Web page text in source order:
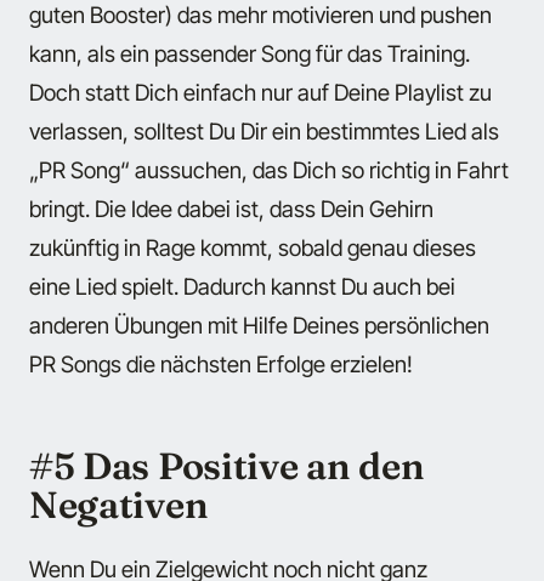
guten Booster) das mehr motivieren und pushen
kann, als ein passender Song für das Training.
Doch statt Dich einfach nur auf Deine Playlist zu
verlassen, solltest Du Dir ein bestimmtes Lied als
„PR Song“ aussuchen, das Dich so richtig in Fahrt
bringt. Die Idee dabei ist, dass Dein Gehirn
zukünftig in Rage kommt, sobald genau dieses
eine Lied spielt. Dadurch kannst Du auch bei
anderen Übungen mit Hilfe Deines persönlichen
PR Songs die nächsten Erfolge erzielen!
#5 Das Positive an den
Negativen
Wenn Du ein Zielgewicht noch nicht ganz